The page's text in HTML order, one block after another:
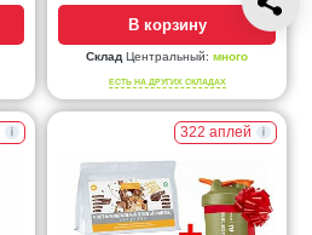
В корзину
Склад Центральный: много
ЕСТЬ НА ДРУГИХ СКЛАДАХ
322 аплей